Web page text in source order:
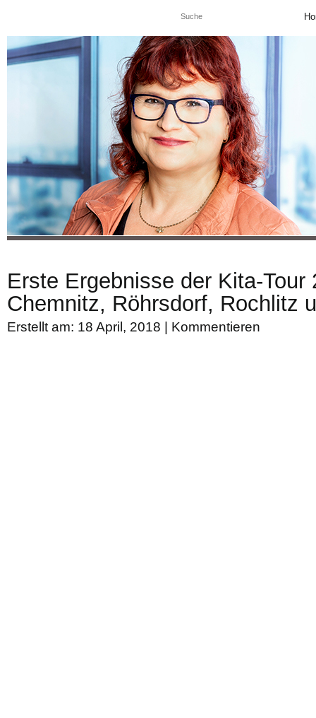
Erste Ergebnisse der Kita-Tour
Chemnitz, Röhrsdorf, Rochlitz
Erstellt am: 18 April, 2018 | Kommentieren